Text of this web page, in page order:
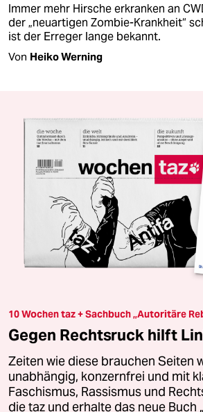
Immer mehr Hirsche erkranken an
der „neuartigen Zombie-Krankheit“
ist der Erreger lange bekannt.
Von Heiko Werning
10 Wochen taz + Sachbuch „Autoritäre
Gegen Rechtsruck hilft
Zeiten wie diese brauchen Seiten
unabhängig, konzernfrei und mit
Faschismus, Rassismus und
die taz und erhalte das neue Buch